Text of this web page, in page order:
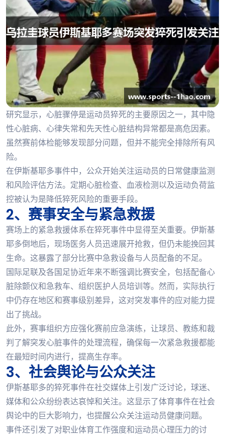
研究显示，心脏骤停是运动员猝死的主要原因之一，其中隐
性心脏病、心律失常和先天性心脏结构异常都是高危因素。
虽然赛前体检能够发现部分问题，但并不能完全排除所有风
险。
在伊斯基耶多事件中，公众开始关注运动员的日常健康监测
和风险评估方法。定期心脏检查、血液检测以及运动负荷监
控被认为是降低猝死风险的重要手段。
2、赛事安全与紧急救援
赛场上的紧急救援体系在猝死事件中显得至关重要。伊斯基
耶多倒地后，现场医务人员迅速展开抢救，但仍未能挽回其
生命。这暴露了部分比赛中急救设备与人员配备的不足。
国际足联及各国足协近年来不断强调比赛安全，包括配备心
脏除颤仪和急救车、组织医护人员培训等。然而，实际执行
中仍存在地区和赛事级别差异，这对突发事件的应对能力提
出了挑战。
此外，赛事组织方应强化赛前应急演练，让球员、教练和裁
判了解突发心脏事件的处理流程，确保每一次紧急救援都能
在最短时间内进行，提高生存率。
3、社会舆论与公众关注
伊斯基耶多的猝死事件在社交媒体上引发广泛讨论，球迷、
媒体和公众纷纷表达哀悼和关注。这显示了体育事件在社会
舆论中的巨大影响力，也提醒公众关注运动员健康问题。
事件还引发了对职业体育工作强度和运动员心理压力的讨